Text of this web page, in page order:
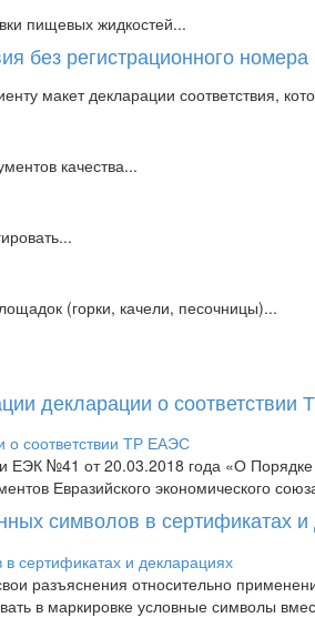
пищевых жидкостей...
без регистрационного номера
макет декларации соответствия,
качества...
(горки, качели, песочницы)...
декларации о
№41 от 20.03.2018 года «О
Евразийского экономического
символов в сертификатах и
разъяснения относительно
в маркировке условные символы